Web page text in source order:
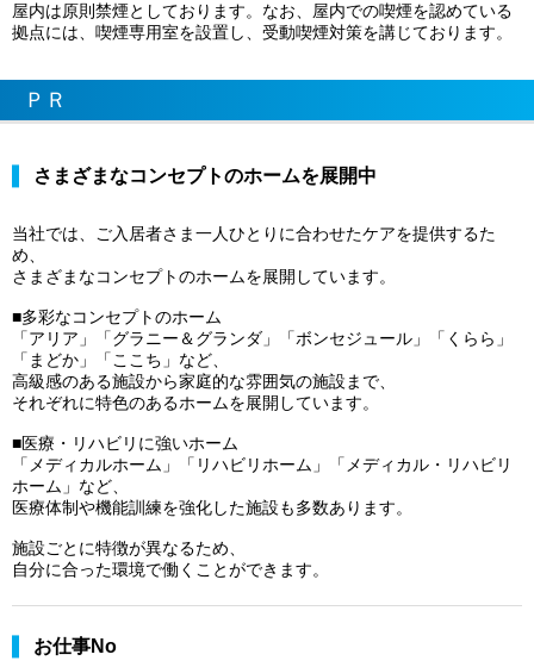
屋内は原則禁煙としております。なお、屋内での喫煙を認めている
拠点には、喫煙専用室を設置し、受動喫煙対策を講じております。
ＰＲ
さまざまなコンセプトのホームを展開中
当社では、ご入居者さま一人ひとりに合わせたケアを提供するた
め、
さまざまなコンセプトのホームを展開しています。
■多彩なコンセプトのホーム
「アリア」「グラニー＆グランダ」「ボンセジュール」「くらら」
「まどか」「ここち」など、
高級感のある施設から家庭的な雰囲気の施設まで、
それぞれに特色のあるホームを展開しています。
■医療・リハビリに強いホーム
「メディカルホーム」「リハビリホーム」「メディカル・リハビリ
ホーム」など、
医療体制や機能訓練を強化した施設も多数あります。
施設ごとに特徴が異なるため、
自分に合った環境で働くことができます。
お仕事No